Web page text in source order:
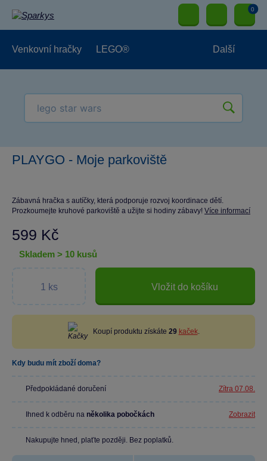
0
Venkovní hračky LEGO® Další
PLAYGO - Moje parkoviště
Zábavná hračka s autíčky, která podporuje rozvoj koordinace dětí.
Prozkoumejte kruhové parkoviště a užijte si hodiny zábavy! Více informací
599 Kč
skladem > 10 kusů
Vložit do košíku
Koupí produktu získáte 29 kaček.
Kdy budu mít zboží doma?
Předpokládané doručení Zítra 07.08.
Ihned k odběru na několika pobočkách Zobrazit
Nakupujte hned, plaťte později. Bez poplatků.